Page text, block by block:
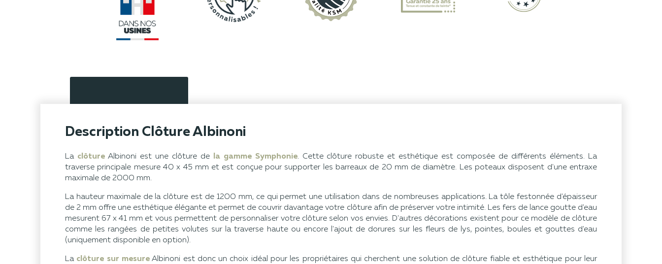
Description Clôture Albinoni
La clôtureAlbinoni est une clôture de la gamme Symphonie. Cette clôture robuste et esthétique est composée de différents éléments. La
traverse principale mesure 40 x 45 mm et est conçue pour supporter les barreaux de 20 mm de diamètre. Les poteaux disposent d'une entraxe
maximale de 2000 mm.
La hauteur maximale de la clôture est de 1200 mm, ce qui permet une utilisation dans de nombreuses applications. La tôle festonnée d'épaisseur
de 2 mm offre une esthétique élégante et permet de couvrir davantage votre clôture afin de préserver votre intimité. Les fers de lance goutte d'eau
mesurent 67 x 41 mm et vous permettent de personnaliser votre clôture selon vos envies. D'autres décorations existent pour ce modèle de clôture
comme les rangées de petites volutes sur la traverse haute ou encore l'ajout de dorures sur les fleurs de lys, pointes, boules et gouttes d'eau
(uniquement disponible en option).
La clôture sur mesureAlbinoni est donc un choix idéal pour les propriétaires qui cherchent une solution de clôture fiable et esthétique pour leur